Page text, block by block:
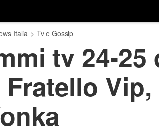
Italia > Tv e Gossip
tv 24-
Fratello